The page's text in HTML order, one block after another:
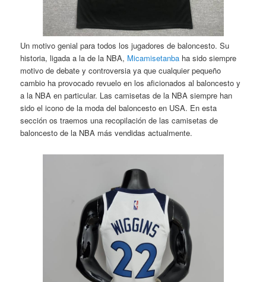
Un motivo genial para todos los jugadores de baloncesto. Su
historia, ligada a la de la NBA, Micamisetanba ha sido siempre
motivo de debate y controversia ya que cualquier pequeño
cambio ha provocado revuelo en los aficionados al baloncesto y
a la NBA en particular. Las camisetas de la NBA siempre han
sido el icono de la moda del baloncesto en USA. En esta
sección os traemos una recopilación de las camisetas de
baloncesto de la NBA más vendidas actualmente.